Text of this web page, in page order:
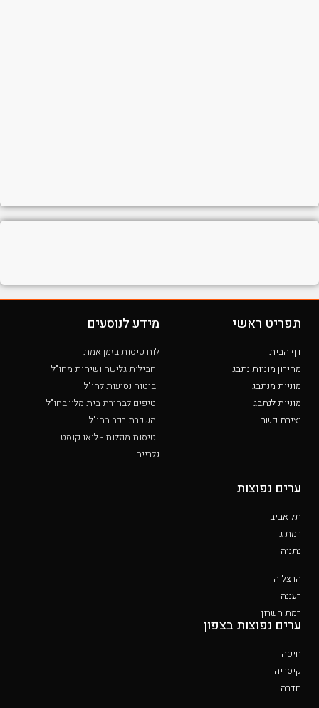
תפריט ראשי
דף הבית
מחירון מוניות נתבג
מוניות מנתבג
מוניות לנתבג
יצירת קשר
מידע לנוסעים
לוח טיסות בזמן אמת
חבילות גלישה ושיחות מחו"ל
ביטוח נסיעות לחו"ל
טיפים לבחירת בית מלון בחו"ל
השכרת רכב בחו"ל
טיסות מוזלות - לואו קוסט
גלרייה
ערים נפוצות
תל אביב
רמת גן
נתניה
הרצליה
רעננה
רמת השרון
ערים נפוצות בצפון
חיפה
קיסריה
חדרה